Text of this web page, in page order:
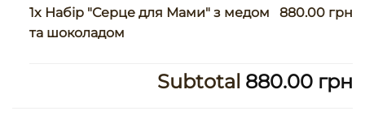
1x Набір "Серце для Мами" з медом
та шоколадом
880.00 грн
Subtotal 880.00 грн